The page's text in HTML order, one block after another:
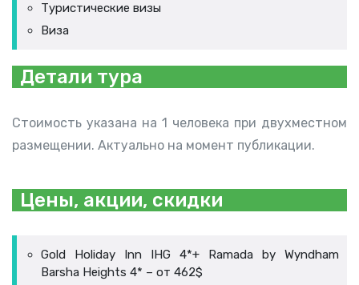
Туристические визы
Виза
Детали тура
Стоимость указана на 1 человека при двухместном
размещении. Актуально на момент публикации.
Цены, акции, скидки
Gold Holiday Inn IHG 4*+ Ramada by Wyndham
Barsha Heights 4* – от 462$